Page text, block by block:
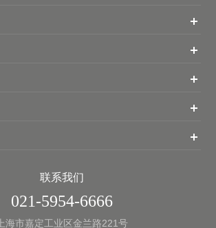
联系我们
021-5954-6666
上海市嘉定工业区金兰路221号